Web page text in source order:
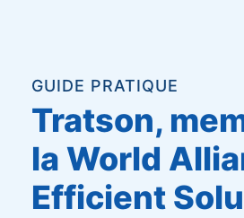
GUIDE PRATIQUE
Tratson,
la World
Efficient